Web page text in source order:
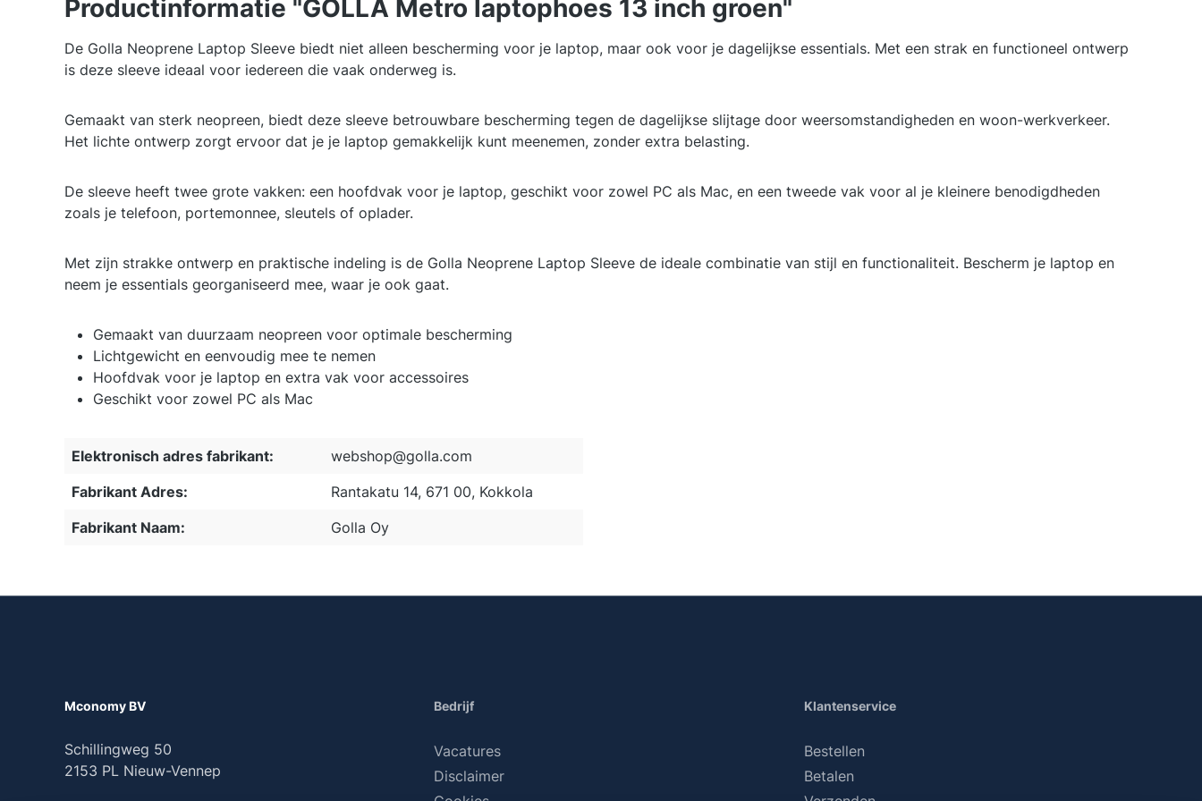
Productinformatie "GOLLA Metro laptophoes 13 inch groen"
De Golla Neoprene Laptop Sleeve biedt niet alleen bescherming voor je laptop, maar ook voor je dagelijkse essentials. Met een strak en functioneel ontwerp
is deze sleeve ideaal voor iedereen die vaak onderweg is.
Gemaakt van sterk neopreen, biedt deze sleeve betrouwbare bescherming tegen de dagelijkse slijtage door weersomstandigheden en woon-werkverkeer.
Het lichte ontwerp zorgt ervoor dat je je laptop gemakkelijk kunt meenemen, zonder extra belasting.
De sleeve heeft twee grote vakken: een hoofdvak voor je laptop, geschikt voor zowel PC als Mac, en een tweede vak voor al je kleinere benodigdheden
zoals je telefoon, portemonnee, sleutels of oplader.
Met zijn strakke ontwerp en praktische indeling is de Golla Neoprene Laptop Sleeve de ideale combinatie van stijl en functionaliteit. Bescherm je laptop en
neem je essentials georganiseerd mee, waar je ook gaat.
Gemaakt van duurzaam neopreen voor optimale bescherming
Lichtgewicht en eenvoudig mee te nemen
Hoofdvak voor je laptop en extra vak voor accessoires
Geschikt voor zowel PC als Mac
Elektronisch adres fabrikant:
webshop@golla.com
Fabrikant Adres:
Rantakatu 14, 671 00, Kokkola
Fabrikant Naam:
Golla Oy
Mconomy BV
Schillingweg 50
2153 PL Nieuw-Vennep
Bedrijf
Vacatures
Disclaimer
Klantenservice
Bestellen
Betalen